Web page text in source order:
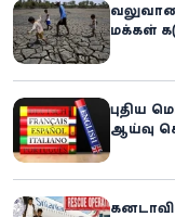
மக்கள்
புதிய
ஆய்வு